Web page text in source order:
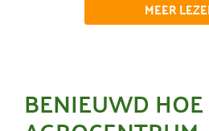
MEER
BENIEUWD HOE